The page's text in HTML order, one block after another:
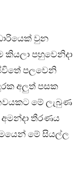
වුන
කියලා පහුවෙනිදා
පලවෙනි
අලුත් පසක
මේ ලැබුණ
තීරණය
මේ සියල්ල